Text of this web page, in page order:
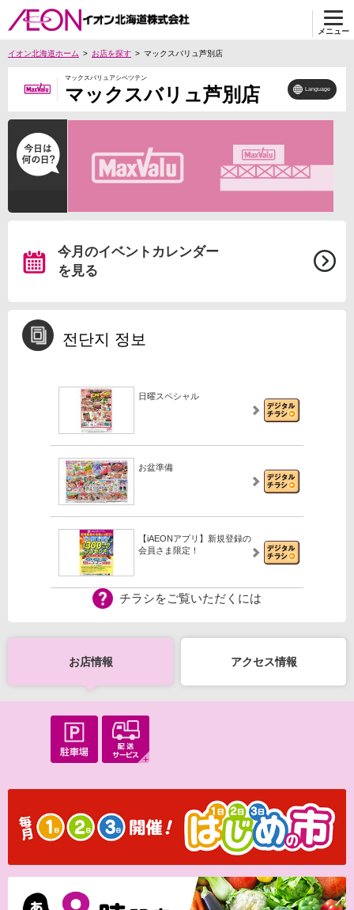
メニュー
イオン北海道ホーム お店を探す マックスバリュ芦別店
マックスバリュアシベツテン
マックスバリュ芦別店 Language
今月のイベントカレンダー
を見る
전단지 정보
日曜スペシャル
お盆準備
【iAEONアプリ】新規登録の
会員さま限定！
チラシをご覧いただくには
お店情報 アクセス情報